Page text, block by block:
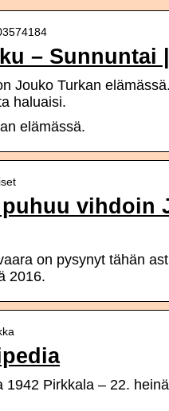
– Sunnuntai
Jouko Turkan
haluaisi.
elämässä.
vihdoin
on pysynyt tähän
2016.
Pirkkala – 22.